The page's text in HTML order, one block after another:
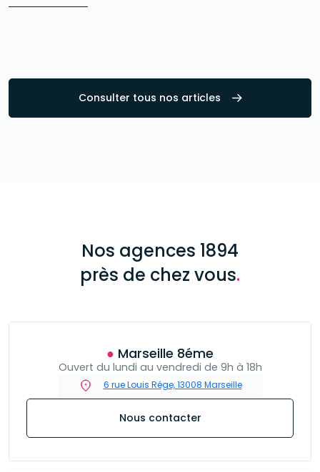
Consulter tous nos articles
Nos agences 1894
près de chez vous.
● Marseille 8éme
Ouvert du lundi au vendredi de 9h à 18h
6 rue Louis Rége, 13008 Marseille
Nous contacter